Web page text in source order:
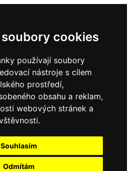
cookies
používají soubory
nástroje s cílem
prostředí,
obsahu a reklam,
webových stránek a
Souhlasím
Odmítám